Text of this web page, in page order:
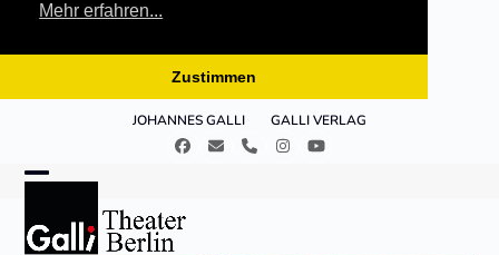
Mehr erfahren...
Zustimmen
JOHANNES GALLI GALLI VERLAG
Facebook
E- TelefonInstagramYouTube
mobile
mobile